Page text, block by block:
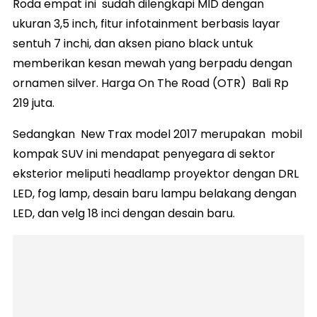
Roda empat ini sudah dilengkapi MID dengan
ukuran 3,5 inch, fitur infotainment berbasis layar
sentuh 7 inchi, dan aksen piano black untuk
memberikan kesan mewah yang berpadu dengan
ornamen silver. Harga On The Road (OTR) Bali Rp
219 juta.
Sedangkan New Trax model 2017 merupakan mobil
kompak SUV ini mendapat penyegara di sektor
eksterior meliputi headlamp proyektor dengan DRL
LED, fog lamp, desain baru lampu belakang dengan
LED, dan velg 18 inci dengan desain baru.